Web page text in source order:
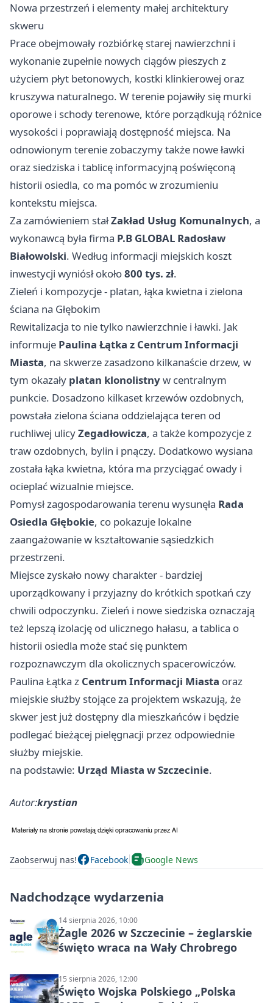
Nowa przestrzeń i elementy małej architektury
skweru
Prace obejmowały rozbiórkę starej nawierzchni i
wykonanie zupełnie nowych ciągów pieszych z
użyciem płyt betonowych, kostki klinkierowej oraz
kruszywa naturalnego. W terenie pojawiły się murki
oporowe i schody terenowe, które porządkują różnice
wysokości i poprawiają dostępność miejsca. Na
odnowionym terenie zobaczymy także nowe ławki
oraz siedziska i tablicę informacyjną poświęconą
historii osiedla, co ma pomóc w zrozumieniu
kontekstu miejsca.
Za zamówieniem stałZakład Usług Komunalnych, a
wykonawcą była firma P.B GLOBAL Radosław
Białowolski. Według informacji miejskich koszt
inwestycji wyniósł około800 tys. zł.
Zieleń i kompozycje - platan, łąka kwietna i zielona
ściana na Głębokim
Rewitalizacja to nie tylko nawierzchnie i ławki. Jak
informuje Paulina Łątka z Centrum Informacji
Miasta, na skwerze zasadzono kilkanaście drzew, w
tym okazały platan klonolistnyw centralnym
punkcie. Dosadzono kilkaset krzewów ozdobnych,
powstała zielona ściana oddzielająca teren od
ruchliwej ulicyZegadłowicza, a także kompozycje z
traw ozdobnych, bylin i pnączy. Dodatkowo wysiana
została łąka kwietna, która ma przyciągać owady i
ocieplać wizualnie miejsce.
Pomysł zagospodarowania terenu wysunęła Rada
Osiedla Głębokie, co pokazuje lokalne
zaangażowanie w kształtowanie sąsiedzkich
przestrzeni.
Miejsce zyskało nowy charakter - bardziej
uporządkowany i przyjazny do krótkich spotkań czy
chwili odpoczynku. Zieleń i nowe siedziska oznaczają
też lepszą izolację od ulicznego hałasu, a tablica o
historii osiedla może stać się punktem
rozpoznawczym dla okolicznych spacerowiczów.
Paulina Łątka z Centrum Informacji Miasta oraz
miejskie służby stojące za projektem wskazują, że
skwer jest już dostępny dla mieszkańców i będzie
podlegać bieżącej pielęgnacji przez odpowiednie
służby miejskie.
na podstawie: Urząd Miasta w Szczecinie.
Autor:krystian
Zaobserwuj nas! Facebook Google News
Nadchodzące wydarzenia
14 sierpnia 2026, 10:00
Żagle 2026 w Szczecinie – żeglarskie
święto wraca na Wały Chrobrego
15 sierpnia 2026, 12:00
Święto Wojska Polskiego „Polska